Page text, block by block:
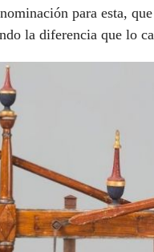
para esta,
la diferencia que lo